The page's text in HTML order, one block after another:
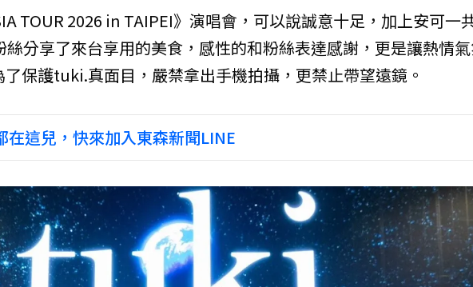
TOUR 2026 in TAIPEI》演唱會，可以說誠意十足，加上安可一
分享了來台享用的美食，感性的和粉絲表達感謝，更是讓熱情
保護tuki.真面目，嚴禁拿出手機拍攝，更禁止帶望遠鏡。
在這兒，快來加入東森新聞LINE